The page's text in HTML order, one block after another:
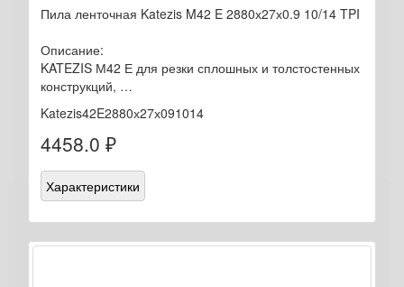
Пила ленточная Katezis M42 E 2880х27х0.9 10/14 TPI
Описание:
KATEZIS М42 Е для резки сплошных и толстостенных
конструкций, …
Katezis42E2880х27х091014
4458.0 ₽
Характеристики